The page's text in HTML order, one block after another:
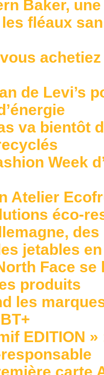
Baker,
fléaux
de Levi’s
va bientôt
Week
Atelier
éco-
jetables
Face se
produits
les
EDITION